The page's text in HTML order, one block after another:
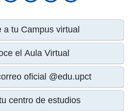
a tu Campus virtual
el Aula Virtual
oficial @edu.upct
centro de estudios